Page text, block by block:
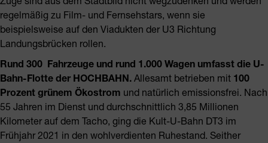
regelmäßig zu Film- und Fernsehstars, wenn sie
beispielsweise auf den Viadukten der U3 Richtung
Landungsbrücken rollen.
Rund 300 Fahrzeuge und rund 1.000 Wagen umfasst die U-
Bahn-Flotte der HOCHBAHN. Allesamt betrieben mit 100
Prozent grünem Ökostrom und natürlich emissionsfrei. Nach
55 Jahren im Dienst und durchschnittlich 3,85 Millionen
Kilometer auf dem Tacho, ging die Kult-U-Bahn DT3 im
Frühjahr 2021 in den wohlverdienten Ruhestand. Seither